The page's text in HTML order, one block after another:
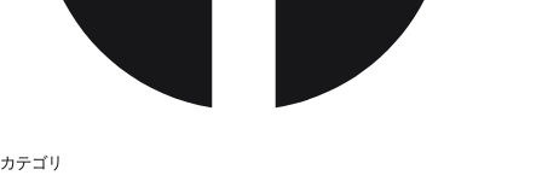
カテゴリ